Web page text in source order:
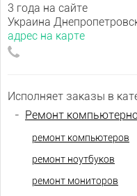
3 года на сайте
Украина
адрес на карте
Исполняет заказы в
- Ремонт
ремонт компьютеров
ремонт ноутбуков
ремонт мониторов